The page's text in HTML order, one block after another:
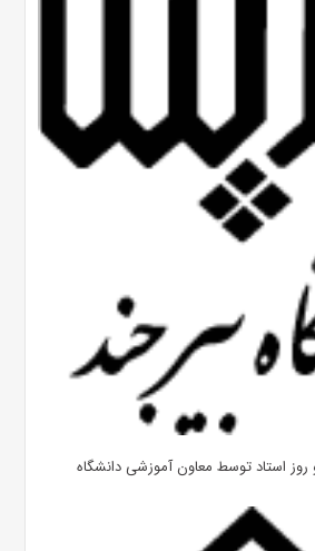
استاد توسط معاون آموزشی دانشگاه